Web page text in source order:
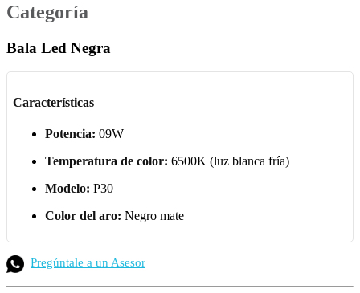
Categoría
Bala Led Negra
Características
Potencia: 09W
Temperatura de color: 6500K (luz blanca fría)
Modelo: P30
Color del aro: Negro mate
Pregúntale a un Asesor